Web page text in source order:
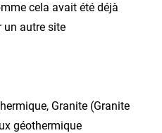
cela avait été déjà
un autre site
Granite (Granite
géothermique